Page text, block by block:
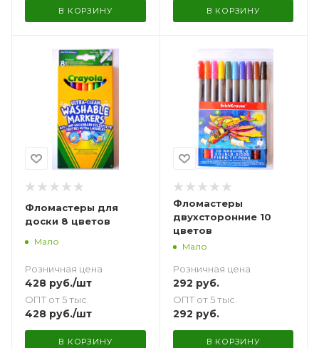
В КОРЗИНУ В КОРЗИНУ
Фломастеры для
доски 8 цветов
Мало
Розничная цена
428 руб./шт
ОПТ от 5 тыс.
428 руб./шт
В КОРЗИНУ
Фломастеры
двухсторонние 10
цветов
Мало
Розничная цена
292 руб.
ОПТ от 5 тыс.
292 руб.
В КОРЗИНУ